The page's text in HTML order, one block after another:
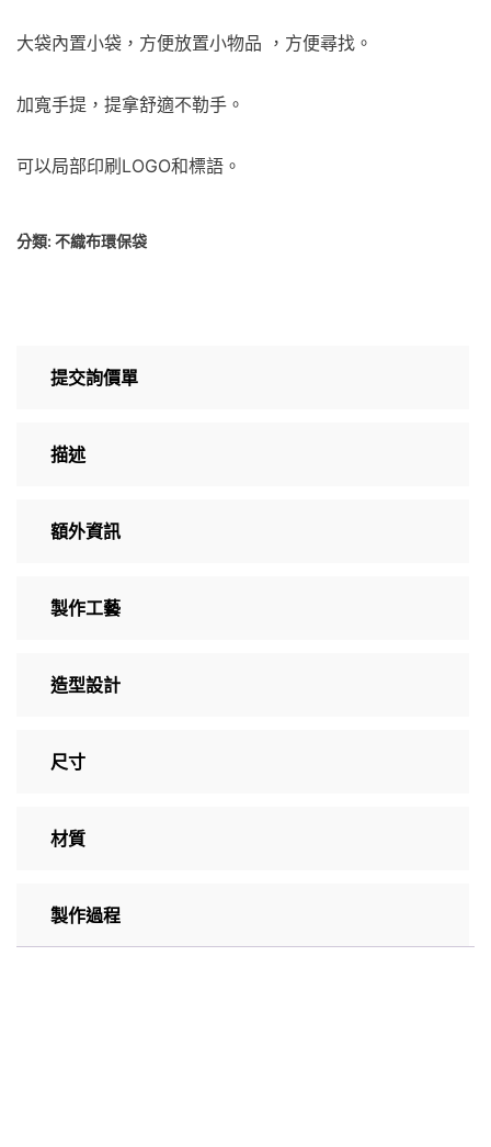
大袋內置小袋，方便放置小物品 ，方便尋找。
加寬手提，提拿舒適不勒手。
可以局部印刷LOGO和標語。
分類: 不織布環保袋
提交詢價單
描述
額外資訊
製作工藝
造型設計
尺寸
材質
製作過程